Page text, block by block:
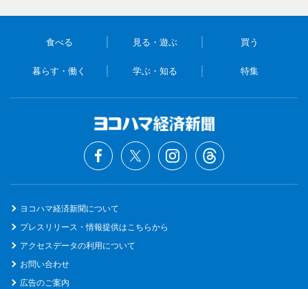
食べる 見る・遊ぶ 買う
暮らす・働く 学ぶ・知る 特集
ヨコハマ経済新聞について
プレスリリース・情報提供はこちらから
アクセスデータの利用について
お問い合わせ
広告のご案内